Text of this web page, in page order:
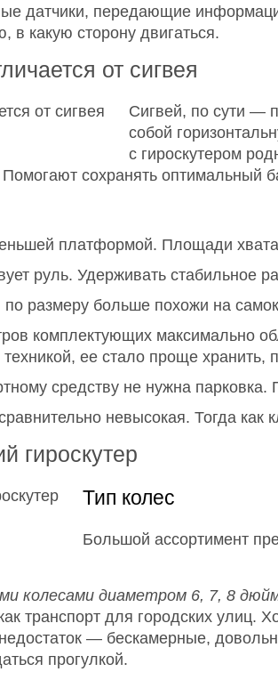
датчики, передающие
в какую сторону двигаться.
от сигвея
Сигвей, по сути —
собой
с гироскутером
сохранять оптимальный
платформой. Площади
руль. Удерживать стабильное
размеру больше похожи на
комплектующих максимально
ее стало проще хранить,
средству не нужна
невысокая. Тогда как
гироскутер
Тип колес
Большой ассортимент
колесами диаметром 6, 7, 8
транспорт для городских
— бескамерные,
прогулкой.